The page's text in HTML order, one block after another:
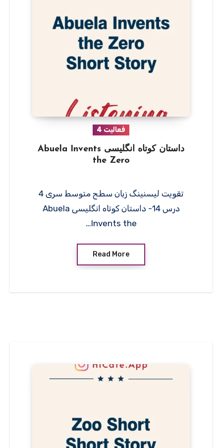
فعالیت 4
داستان کوتاه انگلیسی Abuela Invents
the Zero
تقویت لیسنینگ زبان سطح متوسط سری 4
درس 14- داستان کوتاه انگلیسی Abuela
Invents the…
Read More